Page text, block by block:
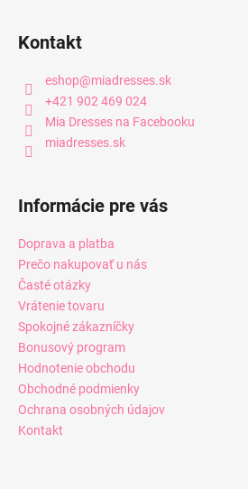
Kontakt
eshop@miadresses.sk
+421 902 469 024
Mia Dresses na Facebooku
miadresses.sk
Informácie pre vás
Doprava a platba
Prečo nakupovať u nás
Časté otázky
Vrátenie tovaru
Spokojné zákazníčky
Bonusový program
Hodnotenie obchodu
Obchodné podmienky
Ochrana osobných údajov
Kontakt